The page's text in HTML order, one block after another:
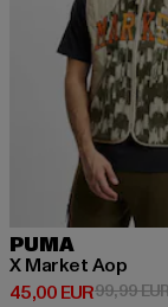
PUMA
X Market Aop
45,00 EUR
Derzeitiger Preis:
99,99 EUR